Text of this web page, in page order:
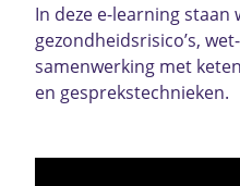
In deze e-learning staan
gezondheidsrisico’s,
samenwerking met
en gesprekstechnieken.